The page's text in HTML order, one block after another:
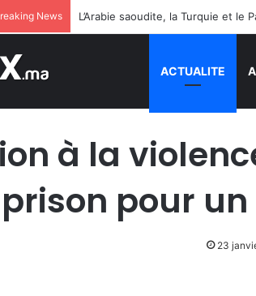
News L’Arabie saoudite, la Turquie et
ACTUALITE
à la
pour
23